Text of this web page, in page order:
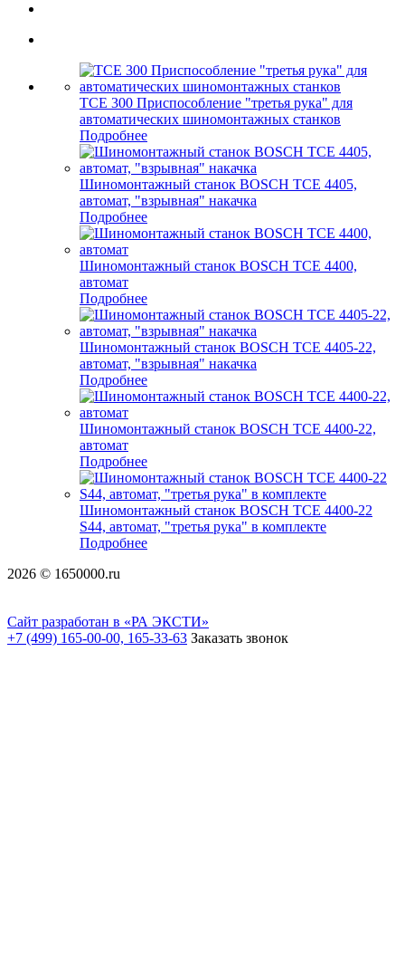
TCE 300 Приспособление "третья рука" для
автоматических шиномонтажных станков
Подробнее
Шиномонтажный станок BOSCH TCE 4405,
автомат, "взрывная" накачка
Подробнее
Шиномонтажный станок BOSCH TCE 4400,
автомат
Подробнее
Шиномонтажный станок BOSCH TCE 4405-22,
автомат, "взрывная" накачка
Подробнее
Шиномонтажный станок BOSCH TCE 4400-22,
автомат
Подробнее
Шиномонтажный станок BOSCH TCE 4400-22
S44, автомат, "третья рука" в комплекте
Подробнее
2026 © 1650000.ru
Сайт разработан в «РА ЭКСТИ»
+7 (499) 165-00-00, 165-33-63 Заказать звонок